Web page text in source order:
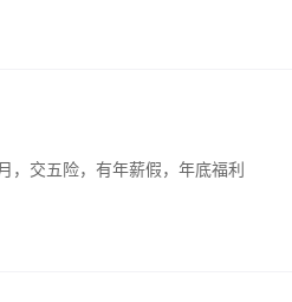
，交五险，有年薪假，年底福利